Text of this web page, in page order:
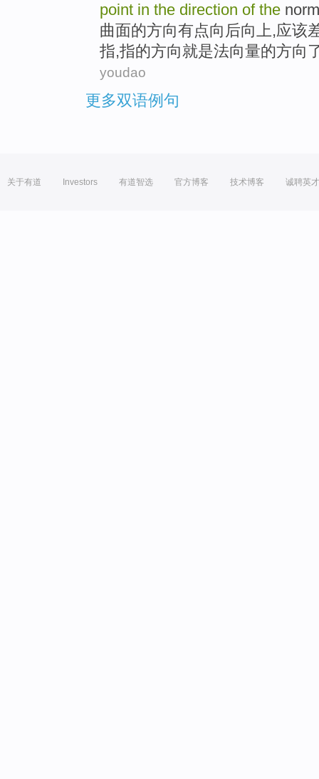
point in the direction of the
曲面的方向有点向后向上,应该
指,指的方向就是法向量的方向
youdao
更多双语例句
关于有道 Investors 有道智选 官方博客 技术博客 诚聘英才